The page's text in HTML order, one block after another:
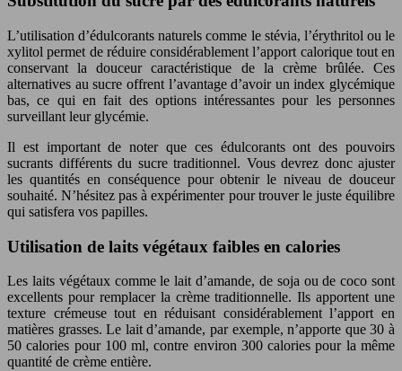
L’utilisation d’édulcorants naturels comme le stévia, l’érythritol ou le
xylitol permet de réduire considérablement l’apport calorique tout en
conservant la douceur caractéristique de la crème brûlée. Ces
alternatives au sucre offrent l’avantage d’avoir un index glycémique
bas, ce qui en fait des options intéressantes pour les personnes
surveillant leur glycémie.
Il est important de noter que ces édulcorants ont des pouvoirs
sucrants différents du sucre traditionnel. Vous devrez donc ajuster
les quantités en conséquence pour obtenir le niveau de douceur
souhaité. N’hésitez pas à expérimenter pour trouver le juste équilibre
qui satisfera vos papilles.
Utilisation de laits végétaux faibles en calories
Les laits végétaux comme le lait d’amande, de soja ou de coco sont
excellents pour remplacer la crème traditionnelle. Ils apportent une
texture crémeuse tout en réduisant considérablement l’apport en
matières grasses. Le lait d’amande, par exemple, n’apporte que 30 à
50 calories pour 100 ml, contre environ 300 calories pour la même
quantité de crème entière.